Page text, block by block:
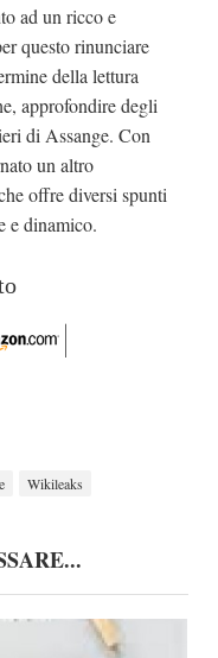
ad un ricco e
questo rinunciare
della lettura
approfondire degli
di Assange. Con
un altro
offre diversi spunti
e dinamico.
Wikileaks